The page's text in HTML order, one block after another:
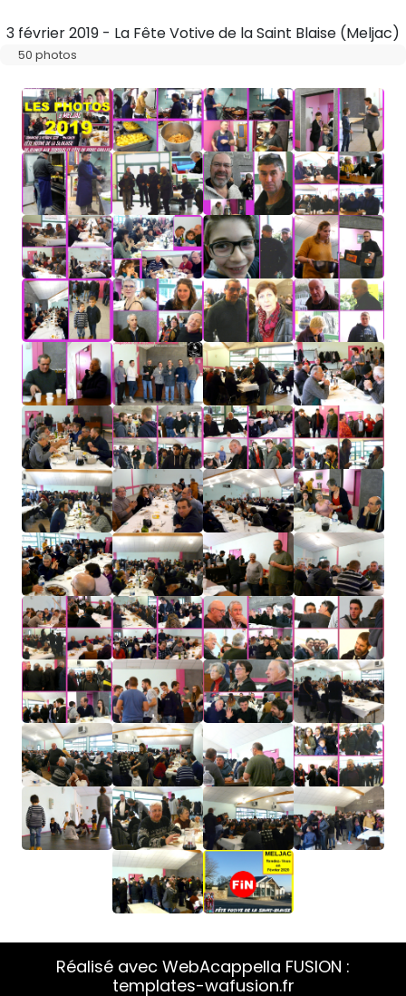
3 février 2019 - La Fête Votive de la Saint Blaise (Meljac)
50 photos
Réalisé avec WebAcappella FUSION :
templates-wafusion.fr